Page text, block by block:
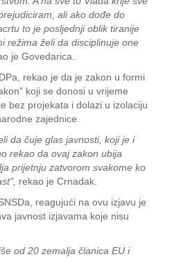
ali ako dođe do
to je posljednji oblik tiranije
režima želi da disciplinuje one
je Govedarica.
rekao je da je zakon u formi
koji se donosi u vrijeme
bez projekata i dolazi u izolaciju
zajednice.
da čuje glas javnosti, koji je i
rekao da ovaj zakon ubija
prijetnju zatvorom svakome ko
rekao je Crnadak.
reagujući na ovu izjavu je
javnost izjavama koje nisu
od 20 zemalja članica EU i